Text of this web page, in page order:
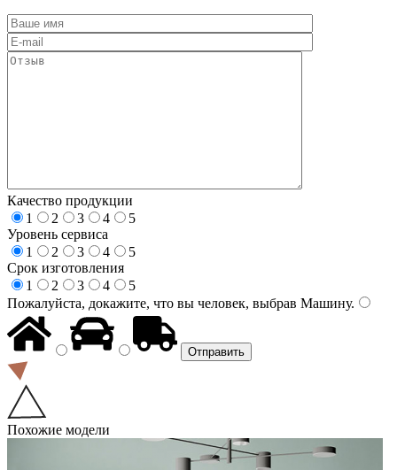
Качество продукции
1
2 3 4
5
Уровень сервиса
1
2 3 4
5
Срок изготовления
1
2 3 4
5
Пожалуйста, докажите, что вы человек, выбрав Машину.
Похожие модели